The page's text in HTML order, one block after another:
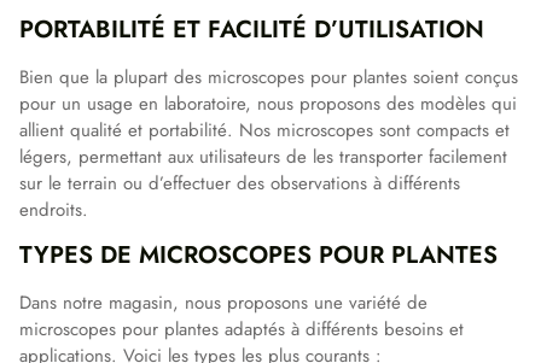
PORTABILITÉ ET FACILITÉ D’UTILISATION
Bien que la plupart des microscopes pour plantes soient conçus
pour un usage en laboratoire, nous proposons des modèles qui
allient qualité et portabilité. Nos microscopes sont compacts et
légers, permettant aux utilisateurs de les transporter facilement
sur le terrain ou d’effectuer des observations à différents
endroits.
TYPES DE MICROSCOPES POUR PLANTES
Dans notre magasin, nous proposons une variété de
microscopes pour plantes adaptés à différents besoins et
applications. Voici les types les plus courants :